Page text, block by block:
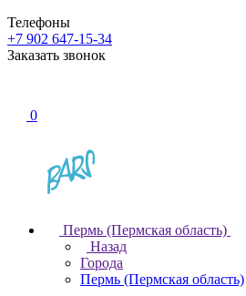
Телефоны
+7 902 647-15-34
Заказать звонок
0
Пермь (Пермская область)
Назад
Города
Пермь (Пермская область)